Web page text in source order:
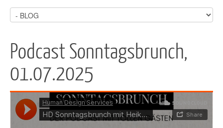
Podcast Sonntagsbrunch,
01.07.2025